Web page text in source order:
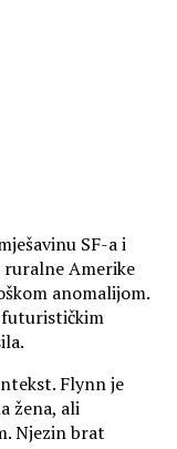
SF-a i
ruralne Amerike
anomalijom.
futurističkim
Flynn je
žena, ali
Njezin brat